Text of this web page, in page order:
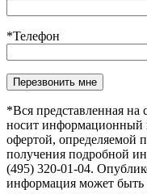
*Телефон
Оставьте это поле пустым.
*Вся представленная
носит информационный
офертой, определяемой
получения подробной
(495) 320-01-04.
информация может быть